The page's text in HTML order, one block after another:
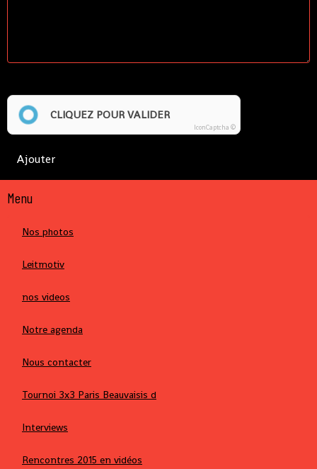
CLIQUEZ POUR VALIDER
IconCaptcha ©
Ajouter
Menu
Nos photos
Leitmotiv
nos videos
Notre agenda
Nous contacter
Tournoi 3x3 Paris Beauvaisis d
Interviews
Rencontres 2015 en vidéos